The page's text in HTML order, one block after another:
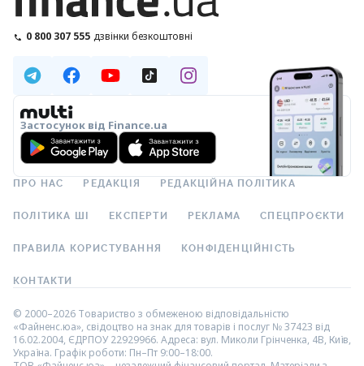
0 800 307 555 дзвінки безкоштовні
Застосунок від Finance.ua
ПРО НАС РЕДАКЦІЯ РЕДАКЦІЙНА ПОЛІТИКА
ПОЛІТИКА ШІ ЕКСПЕРТИ РЕКЛАМА СПЕЦПРОЄКТИ
ПРАВИЛА КОРИСТУВАННЯ КОНФІДЕНЦІЙНІСТЬ
КОНТАКТИ
© 2000–2026 Товариство з обмеженою відповідальністю
«Файненс.юа», свідоцтво на знак для товарів і послуг № 37423 від
16.02.2004, ЄДРПОУ 22929966. Адреса: вул. Миколи Грінченка, 4В, Київ,
Україна. Графік роботи: Пн–Пт 9:00–18:00.